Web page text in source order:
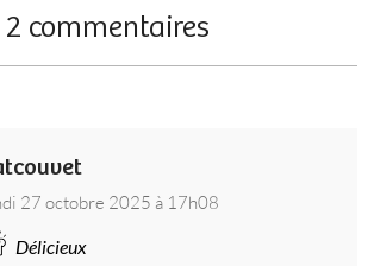
2 commentaires
27 octobre 2025 à 17h08
Délicieux